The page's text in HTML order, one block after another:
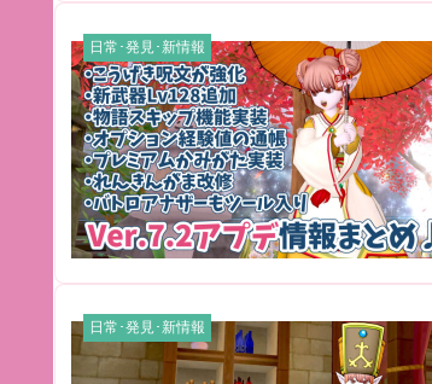
日常･発見･新情報
日常･発見･新情報